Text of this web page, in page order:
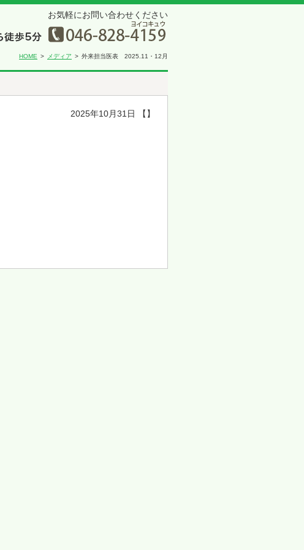
お気軽にお問い合わせください
HOME メディア 外来担当医表 2025.11・12月
2025年10月31日 【】